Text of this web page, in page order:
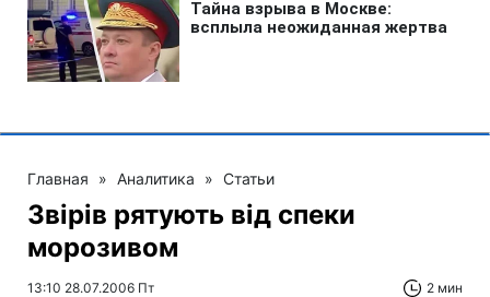
Главная » Аналитика » Статьи
Звірів рятують від спеки
морозивом
13:10 28.07.2006 Пт 2 мин